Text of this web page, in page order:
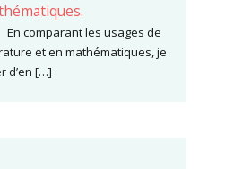
comparant les usages de
et en mathématiques, je
d’en […]